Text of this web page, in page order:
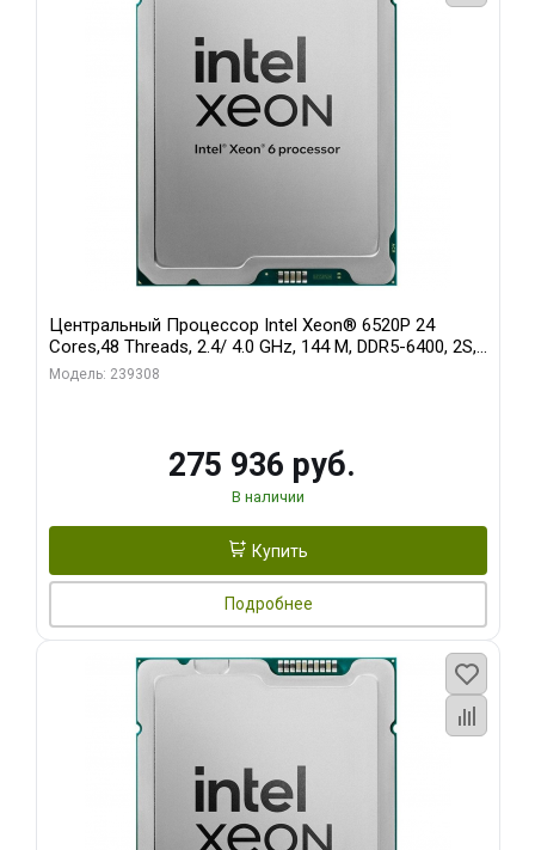
Центральный Процессор Intel Xeon® 6520P 24
Cores,48 Threads, 2.4/ 4.0 GHz, 144 M, DDR5-6400, 2S,
210W OEM
Модель: 239308
275 936 руб.
В наличии
Купить
Подробнее